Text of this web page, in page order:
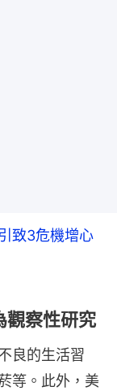
致3危機增心
察性研究
良的生活習
等。此外，美